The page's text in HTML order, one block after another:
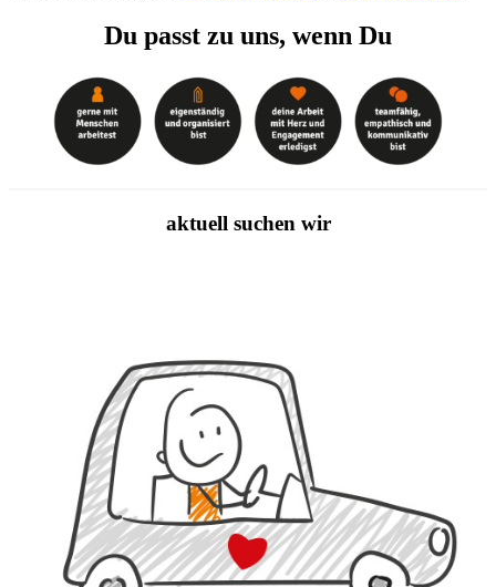
Du passt zu uns, wenn Du
aktuell suchen wir